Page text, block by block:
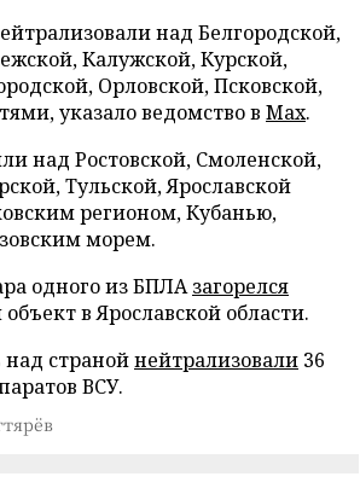
над Белгородской,
Калужской, Курской,
Орловской, Псковской,
указало ведомство в Max.
над Ростовской, Смоленской,
Тульской, Ярославской
регионом, Кубанью,
морем.
одного из БПЛАзагорелся
в Ярославской области.
странойнейтрализовали 36
ВСУ.